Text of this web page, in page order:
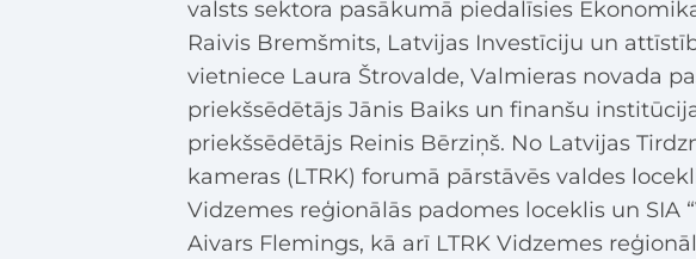
valsts sektora pasākumā piedalīsies
Raivis Bremšmits, Latvijas Investīciju un
vietniece Laura Štrovalde, Valmieras novada
priekšsēdētājs Jānis Baiks un finanšu
priekšsēdētājs Reinis Bērziņš. No Latvijas
kameras (LTRK) forumā pārstāvēs valdes
Vidzemes reģionālās padomes loceklis un SIA
Aivars Flemings, kā arī LTRK Vidzemes